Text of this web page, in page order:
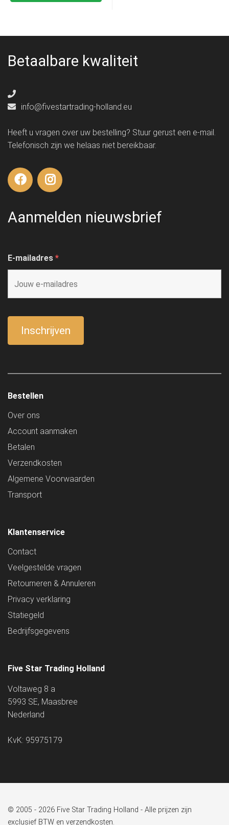
Betaalbare kwaliteit
info@fivestartrading-holland.eu
Heeft u vragen over uw bestelling? Stuur gerust een e-mail.
Telefonisch zijn we helaas niet bereikbaar.
Aanmelden nieuwsbrief
E-mailadres *
Bestellen
Over ons
Account aanmaken
Betalen
Verzendkosten
Algemene Voorwaarden
Transport
Klantenservice
Contact
Veelgestelde vragen
Retourneren & Annuleren
Privacy verklaring
Statiegeld
Bedrijfsgegevens
Five Star Trading Holland
Voltaweg 8 a
5993 SE, Maasbree
Nederland
KvK: 95975179
© 2005 - 2026 Five Star Trading Holland - Alle prijzen zijn
exclusief BTW en verzendkosten.